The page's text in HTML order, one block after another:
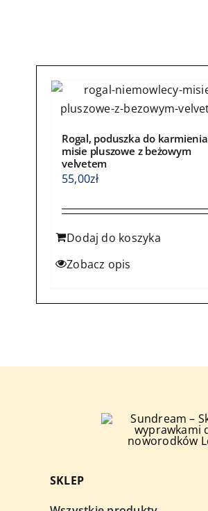
produktu
Rogal, poduszka do karmienia
misie pluszowe z beżowym
velvetem
55,00zł
Dodaj do koszyka
Zobacz opis
SKLEP